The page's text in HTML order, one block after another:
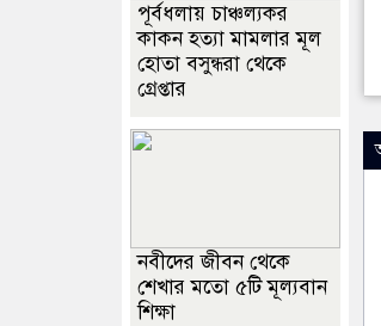
পূর্বধলায় চাঞ্চল্যকর
কাকন হত্যা মামলার মূল
হোতা বসুন্ধরা থেকে
গ্রেপ্তার
নবীদের জীবন থেকে
শেখার মতো ৫টি মূল্যবান
শিক্ষা